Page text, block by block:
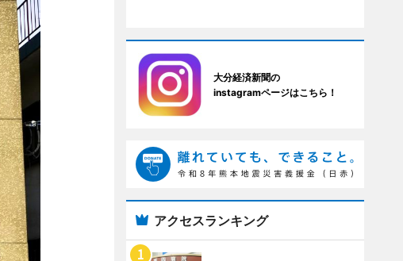
大分経済新聞の
instagramページはこちら！
アクセスランキング